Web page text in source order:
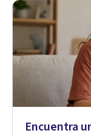
Encuentra